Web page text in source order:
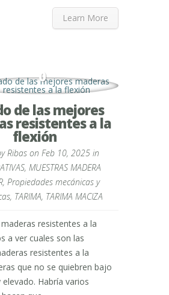
Learn More
0
de las mejores
resistentes a la
flexión
Ribas on Feb 10, 2025 in
, MUESTRAS MADERA
, Propiedades mecánicas y
, TARIMA, TARIMA MACIZA
resistentes a la
a ver cuales son las
resistentes a la
que no se quiebren bajo
Habría varios